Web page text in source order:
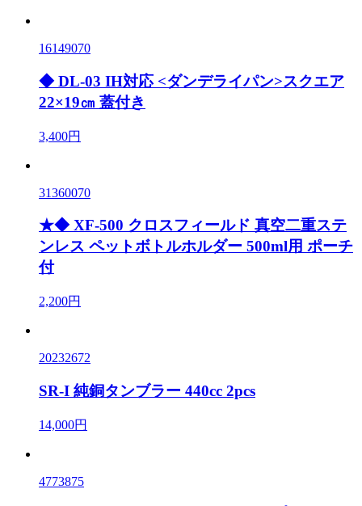
16149070
◆ DL-03 IH対応 <ダンデライパン>スクエア
22×19㎝ 蓋付き
3,400円
31360070
★◆ XF-500 クロスフィールド 真空二重ステ
ンレス ペットボトルホルダー 500ml用 ポーチ
付
2,200円
20232672
SR-I 純銅タンブラー 440cc 2pcs
14,000円
4773875